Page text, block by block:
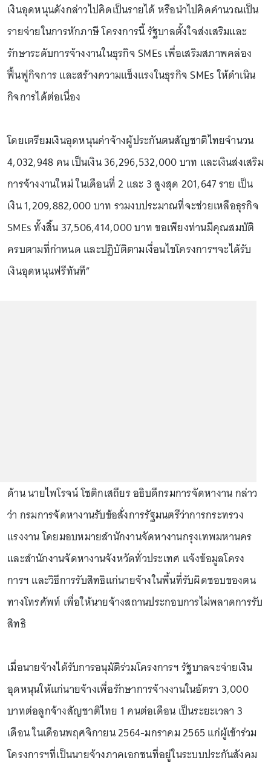
เงินอุดหนุนดังกล่าวไปคิดเป็นรายได้ หรือนำไปคิดคำนวณเป็น
รายจ่ายในการหักภาษี โครงการนี้ รัฐบาลตั้งใจส่งเสริมและ
รักษาระดับการจ้างงานในธุรกิจ SMEs เพื่อเสริมสภาพคล่อง
ฟื้นฟูกิจการ และสร้างความแข็งแรงในธุรกิจ SMEs ให้ดำเนิน
กิจการได้ต่อเนื่อง
โดยเตรียมเงินอุดหนุนค่าจ้างผู้ประกันตนสัญชาติไทยจำนวน
4,032,948 คน เป็นเงิน 36,296,532,000 บาท และเงินส่งเสริม
การจ้างงานใหม่ ในเดือนที่ 2 และ 3 สูงสุด 201,647 ราย เป็น
เงิน 1,209,882,000 บาท รวมงบประมาณที่จะช่วยเหลือธุรกิจ
SMEs ทั้งสิ้น 37,506,414,000 บาท ขอเพียงท่านมีคุณสมบัติ
ครบตามที่กำหนด และปฏิบัติตามเงื่อนไขโครงการฯจะได้รับ
เงินอุดหนุนฟรีทันที”
ด้าน นายไพโรจน์ โชติกเสถียร อธิบดีกรมการจัดหางาน กล่าว
ว่า กรมการจัดหางานรับข้อสั่งการรัฐมนตรีว่าการกระทรวง
แรงงาน โดยมอบหมายสำนักงานจัดหางานกรุงเทพมหานคร
และสำนักงานจัดหางานจังหวัดทั่วประเทศ แจ้งข้อมูลโครง
การฯ และวิธีการรับสิทธิแก่นายจ้างในพื้นที่รับผิดชอบของตน
ทางโทรศัพท์ เพื่อให้นายจ้างสถานประกอบการไม่พลาดการรับ
สิทธิ
เมื่อนายจ้างได้รับการอนุมัติร่วมโครงการฯ รัฐบาลจะจ่ายเงิน
อุดหนุนให้แก่นายจ้างเพื่อรักษาการจ้างงานในอัตรา 3,000
บาทต่อลูกจ้างสัญชาติไทย 1 คนต่อเดือน เป็นระยะเวลา 3
เดือน ในเดือนพฤศจิกายน 2564-มกราคม 2565 แก่ผู้เข้าร่วม
โครงการฯที่เป็นนายจ้างภาคเอกชนที่อยู่ในระบบประกันสังคม